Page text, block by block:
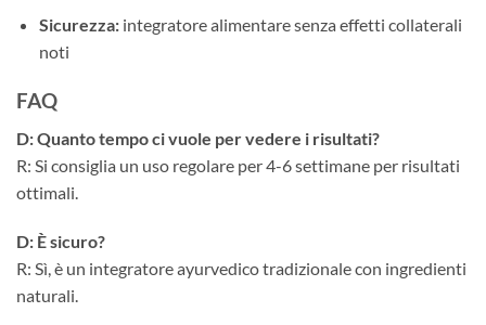
Sicurezza:integratore alimentare senza effetti collaterali
noti
FAQ
D: Quanto tempo ci vuole per vedere i risultati?
R: Si consiglia un uso regolare per 4-6 settimane per risultati
ottimali.
D: È sicuro?
R: Sì, è un integratore ayurvedico tradizionale con ingredienti
naturali.